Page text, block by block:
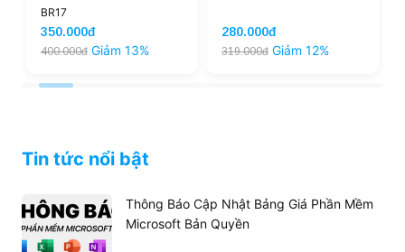
BR17
350.000đ
400.000đ Giảm 13%
280.000đ
319.000đ Giảm 12%
Tin tức nổi bật
Thông Báo Cập Nhật Bảng Giá Phần Mềm
Microsoft Bản Quyền